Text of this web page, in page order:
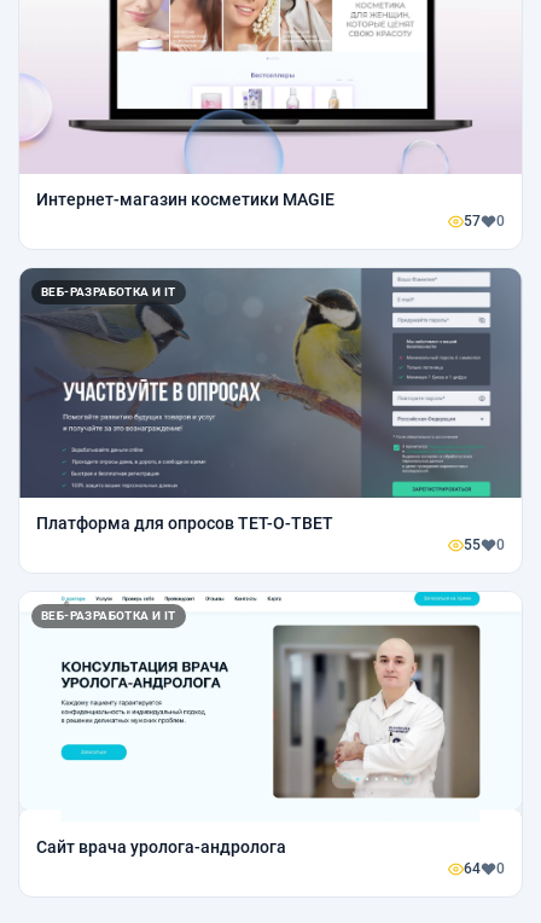
Интернет-магазин косметики MAGIE
57 0
ВЕБ-РАЗРАБОТКА И IT
Платформа для опросов ТЕТ-О-ТВЕТ
55 0
ВЕБ-РАЗРАБОТКА И IT
Сайт врача уролога-андролога
64 0